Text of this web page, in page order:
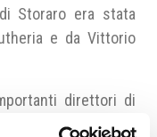
Storaro era stata
e da Vittorio
direttori di
sua carriera ha